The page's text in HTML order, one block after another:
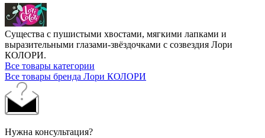
Существа с пушистыми хвостами, мягкими лапками и
выразительными глазами-звёздочками с созвездия Лори
КОЛОРИ.
Все товары категории
Все товары бренда Лори КОЛОРИ
Нужна консультация?